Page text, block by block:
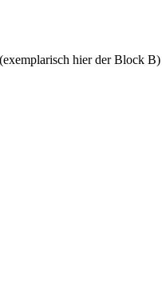
hier der Block